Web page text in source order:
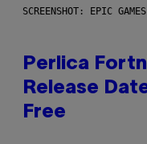
SCREENSHOT: EPIC GAMES
Perlica
Release
Free